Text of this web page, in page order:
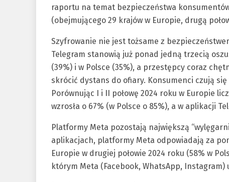
raportu na temat bezpieczeństwa
(obejmującego 29 krajów w Europie, drugą
Szyfrowanie nie jest tożsame z
Telegram stanowią już ponad jedną trzecią
(39%) i w Polsce (35%), a przestępcy coraz
skrócić dystans do ofiary. Konsumenci czują
Porównując I i II połowę 2024 roku w Europie
wzrosła o 67% (w Polsce o 85%), a w aplikacji
Platformy Meta pozostają największą
aplikacjach, platformy Meta odpowiadają za
Europie w drugiej połowie 2024 roku (58% w
którym Meta (Facebook, WhatsApp, Instagram)